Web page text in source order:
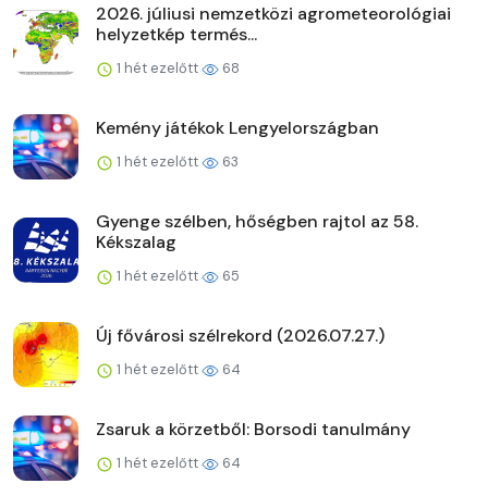
2026. júliusi nemzetközi agrometeorológiai
helyzetkép termés...
1 hét ezelőtt 68
Kemény játékok Lengyelországban
1 hét ezelőtt 63
Gyenge szélben, hőségben rajtol az 58.
Kékszalag
1 hét ezelőtt 65
Új fővárosi szélrekord (2026.07.27.)
1 hét ezelőtt 64
Zsaruk a körzetből: Borsodi tanulmány
1 hét ezelőtt 64